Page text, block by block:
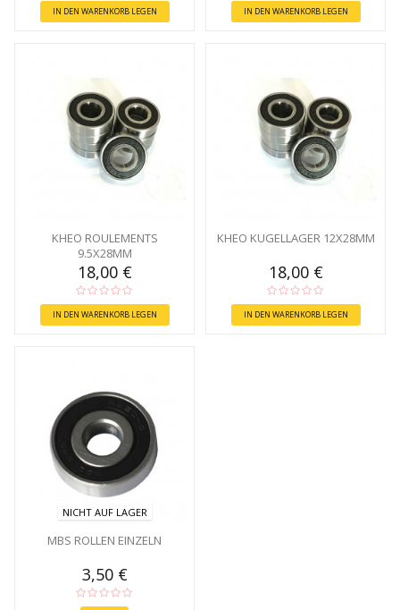
IN DEN WARENKORB LEGEN IN DEN WARENKORB LEGEN
KHEO ROULEMENTS
9.5X28MM
18,00 €
IN DEN WARENKORB LEGEN
KHEO KUGELLAGER 12X28MM
18,00 €
IN DEN WARENKORB LEGEN
NICHT AUF LAGER
MBS ROLLEN EINZELN
3,50 €